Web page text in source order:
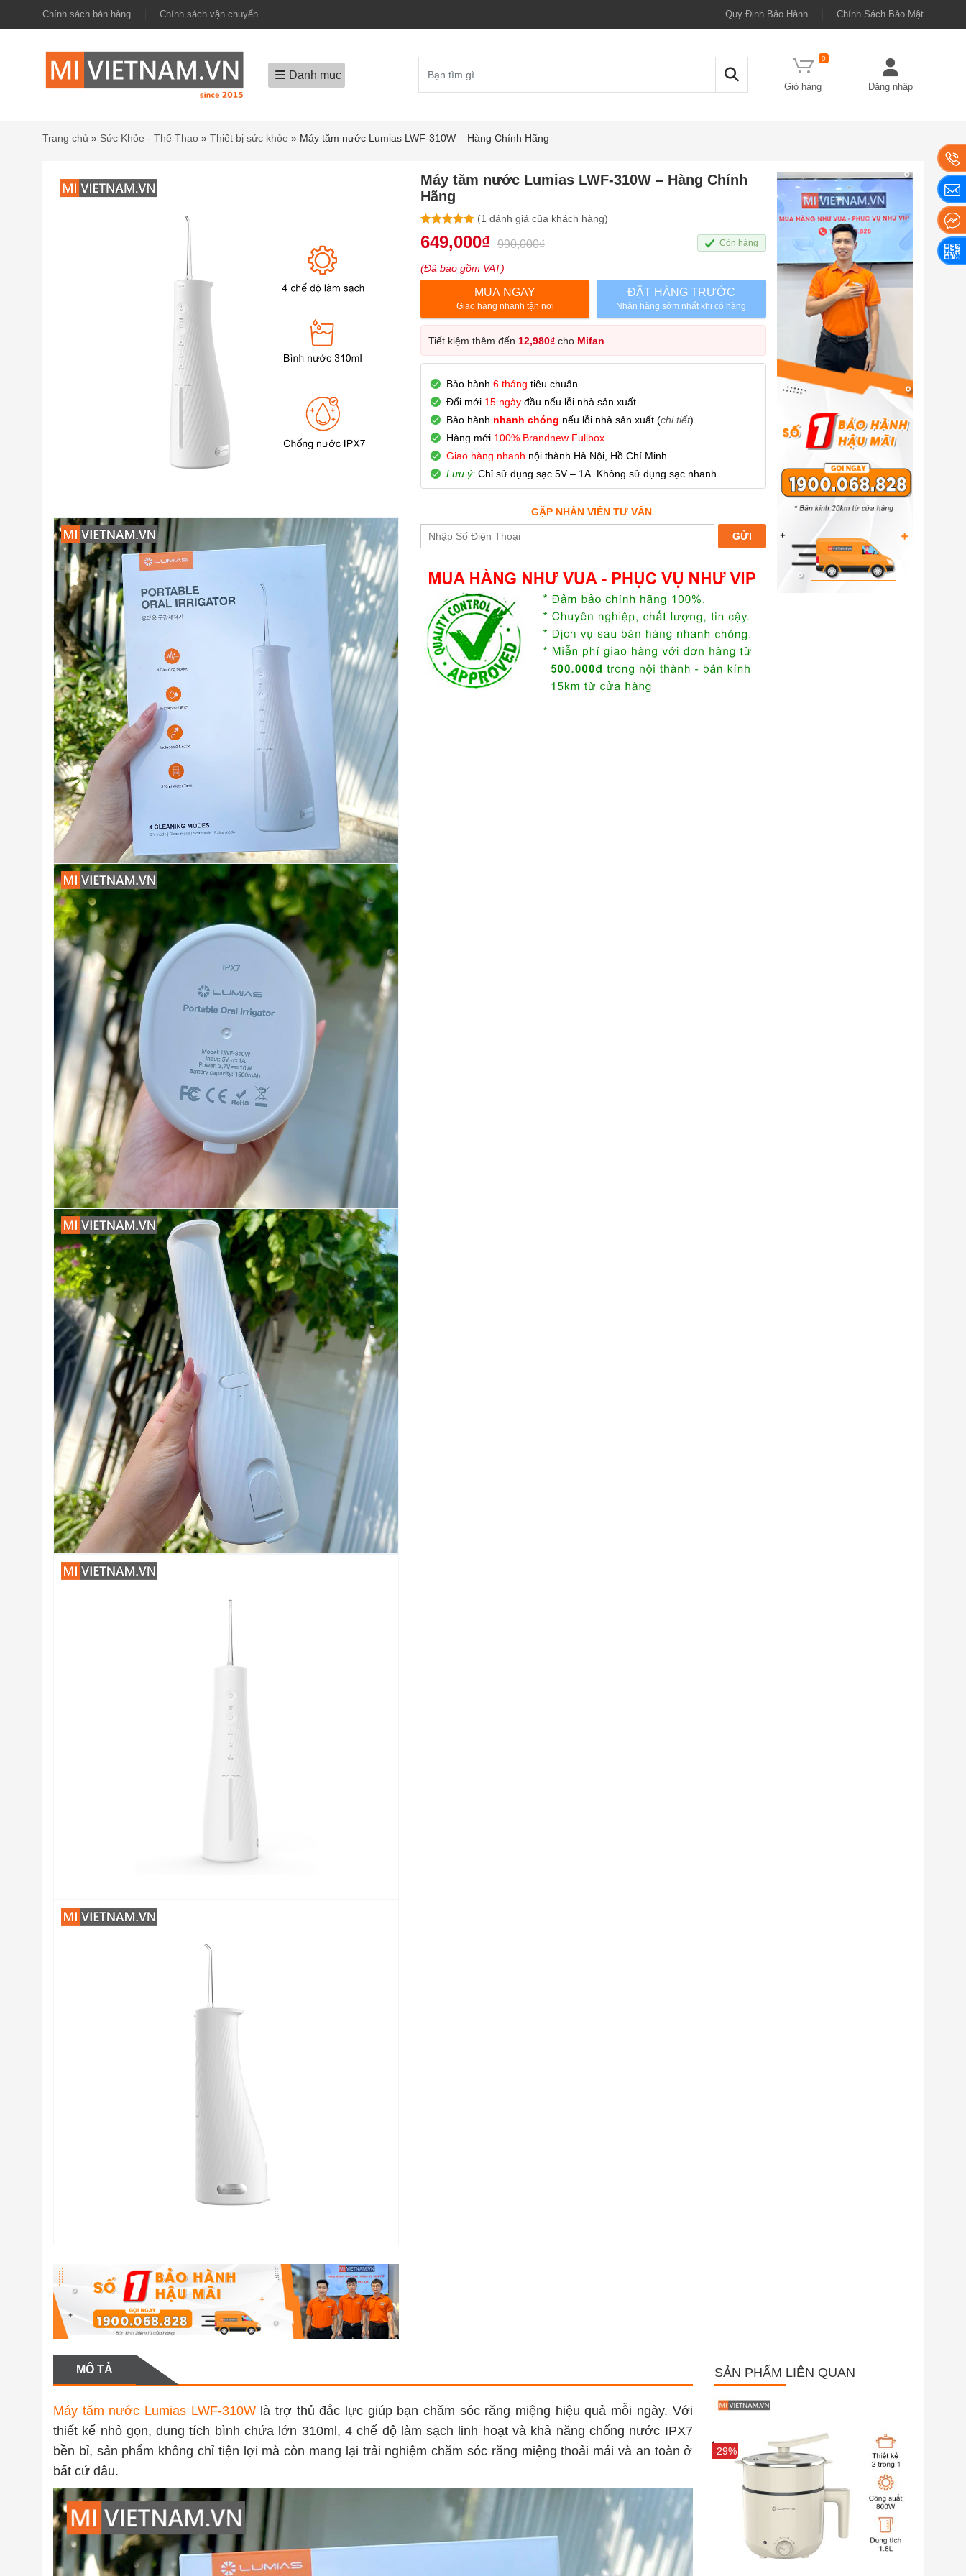
Chính sách bán hàng Chính sách vận chuyển Quy Định Bảo Hành Chính Sách Bảo Mật
Danh mục
Giỏ hàng
0
Đăng nhập
Trang chủ » Sức Khỏe - Thể Thao » Thiết bị sức khỏe » Máy tăm nước Lumias LWF-310W – Hàng Chính Hãng
Máy tăm nước Lumias LWF-310W – Hàng Chính
Hãng
5.00 trên 5
dựa trên
1
đánh giá
(1 đánh giá của khách hàng)
649,000₫ 990,000₫
(Đã bao gồm VAT)
Còn hàng
MUA NGAY
Giao hàng nhanh tận nơi
ĐẶT HÀNG TRƯỚC
Nhận hàng sớm nhất khi có hàng
Tiết kiệm thêm đến 12,980₫cho Mifan
Bảo hành 6 tháng tiêu chuẩn.
Đổi mới 15 ngàyđầu nếu lỗi nhà sản xuất.
Bảo hành nhanh chóng nếu lỗi nhà sản xuất (chi tiết).
Hàng mới 100% Brandnew Fullbox
Giao hàng nhanh nội thành Hà Nội, Hồ Chí Minh.
Lưu ý:Chỉ sử dụng sạc 5V – 1A. Không sử dụng sạc nhanh.
GẶP NHÂN VIÊN TƯ VẤN
MÔ TẢ
Máy tăm nước Lumias LWF-310Wlà trợ thủ đắc lực giúp bạn chăm sóc răng miệng hiệu quả mỗi ngày. Với
thiết kế nhỏ gọn, dung tích bình chứa lớn 310ml, 4 chế độ làm sạch linh hoạt và khả năng chống nước IPX7
bền bỉ, sản phẩm không chỉ tiện lợi mà còn mang lại trải nghiệm chăm sóc răng miệng thoải mái và an toàn ở
bất cứ đâu.
SẢN PHẨM LIÊN QUAN
Sale
-29%